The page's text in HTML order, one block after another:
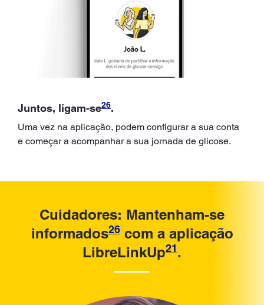
Juntos, ligam-se26.
Uma vez na aplicação, podem configurar a sua conta
e começar a acompanhar a sua jornada de glicose.
Cuidadores: Mantenham-se
informados26com a aplicação
LibreLinkUp21.